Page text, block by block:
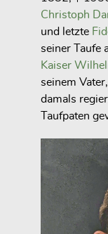
Christoph
und letzte
seiner Taufe
Kaiser
seinem
damals
Taufpaten